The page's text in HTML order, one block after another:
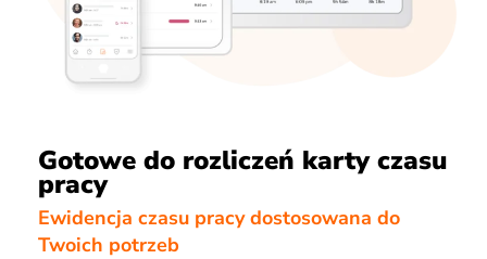
Gotowe do rozliczeń karty czasu
pracy
Ewidencja czasu pracy dostosowana do
Twoich potrzeb